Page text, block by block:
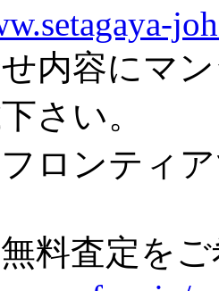
内容にマ
さい。
ロンティ
料査定を